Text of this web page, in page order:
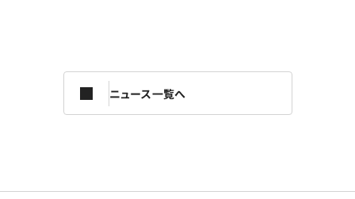
ニュース一覧へ